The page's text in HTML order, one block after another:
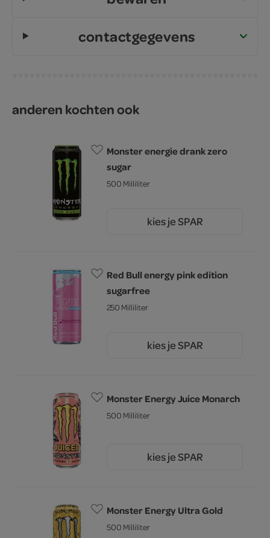
contactgegevens
anderen kochten ook
Monster energie drank zero
sugar
500 Milliliter
kies je SPAR
Red Bull energy pink edition
sugarfree
250 Milliliter
kies je SPAR
Monster Energy Juice Monarch
500 Milliliter
kies je SPAR
Monster Energy Ultra Gold
500 Milliliter